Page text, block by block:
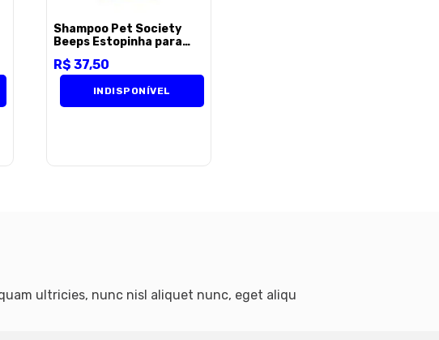
Shampoo Pet Society
Beeps Estopinha para
R$ 37,50
INDISPONÍVEL
ultricies, nunc nisl aliquet nunc, eget aliqu